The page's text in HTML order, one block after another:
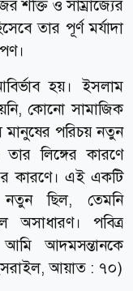
শক্তি ও সাম্রাজ্যের
তার পূর্ণ মর্যাদা
হয়। ইসলাম
কোনো সামাজিক
মানুষের পরিচয় নতুন
লিঙ্গের কারণে
কারণে। এই একটি
ছিল, তেমনি
অসাধারণ। পবিত্র
আদমসন্তানকে
ইসরাইল, আয়াত : ৭০)